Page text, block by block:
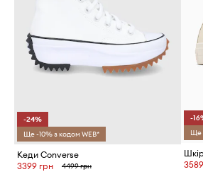
-24%
Ще -10% з кодом WEB*
Кеди Converse
3399 грн
4499 грн
-
Ще